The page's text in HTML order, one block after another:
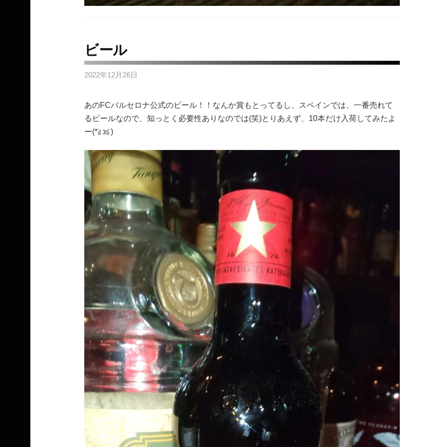
ビール
2022年12月26日
あのFCバルセロナ公式のビール！！なんか賞もとってるし、スペインでは、一番売れて
るビールなので、知っとく必要性ありなのでは(笑)とりあえず、10本だけ入荷してみたよ
ー(*≧з≦)